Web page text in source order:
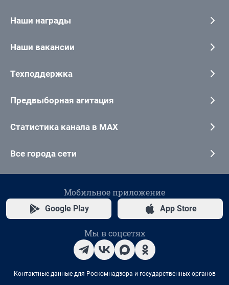
Наши награды
Наши вакансии
Техподдержка
Предвыборная агитация
Статистика канала в MAX
Все города сети
Мобильное приложение
Google Play App Store
Мы в соцсетях
Контактные данные для Роскомнадзора и государственных органов